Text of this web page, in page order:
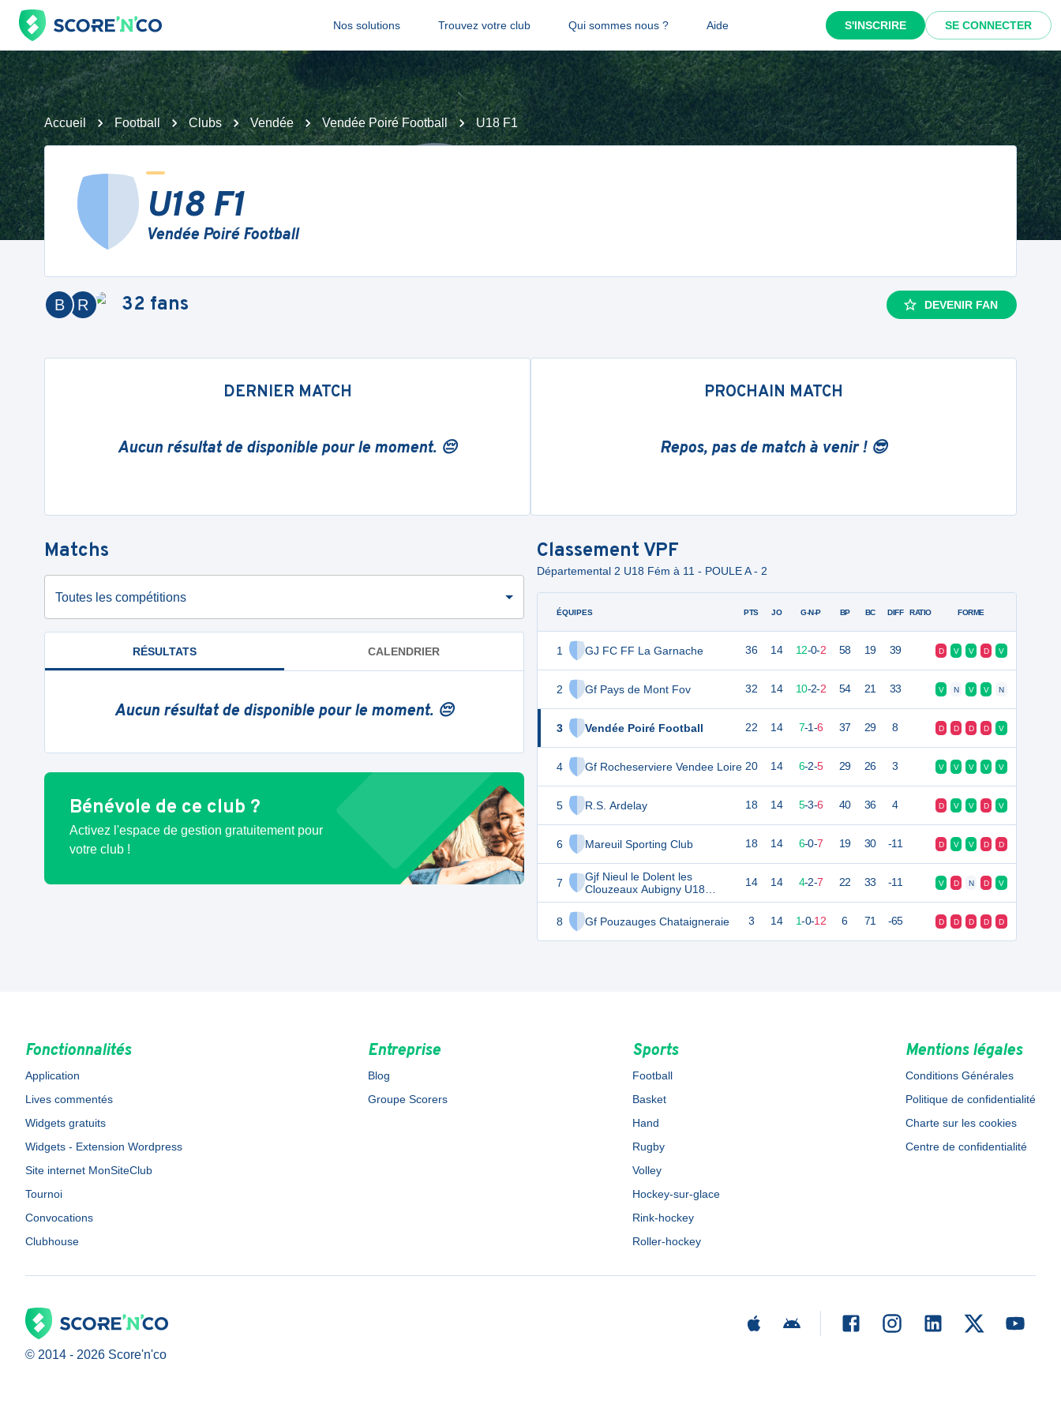
Nos solutions Trouvez votre club Qui sommes nous ? Aide S'INSCRIRE SE CONNECTER
Accueil Football Clubs Vendée Vendée Poiré Football U18 F1
U18 F1
Vendée Poiré Football
R
B 32 fans DEVENIR FAN
DERNIER MATCH
Aucun résultat de disponible pour le moment. 😔
PROCHAIN MATCH
Repos, pas de match à venir ! 😎
Matchs
Toutes les compétitions
RÉSULTATS CALENDRIER
Aucun résultat de disponible pour le moment. 😔
Bénévole de ce club ?
Activez l'espace de gestion gratuitement pour
votre club !
Classement VPF
Départemental 2 U18 Fém à 11 - POULE A - 2
ÉQUIPES
1 GJ FC FF La Garnache
2 Gf Pays de Mont Fov
3 Vendée Poiré Football
4 Gf Rocheserviere Vendee Loire
5 R.S. Ardelay
6 Mareuil Sporting Club
7
Gjf Nieul le Dolent les
Clouzeaux Aubigny U18
Féminines
8
Gf Pouzauges Chataigneraie
PTS JO G-N-P BP BC DIFF RATIO FORME
36 14 12-0-2 58 19 39 D V V D V
32 14 10-2-2 54 21 33 V N V V N
22 14 7-1-6 37 29 8 D D D D V
20 14 6-2-5 29 26 3 V V V V V
18 14 5-3-6 40 36 4 D V V D V
18 14 6-0-7 19 30 -11 D V V D D
14 14 4-2-7 22 33 -11 V D N D V
3 14 1-0-12 6 71 -65 D D D D D
Fonctionnalités
Application
Lives commentés
Widgets gratuits
Widgets - Extension Wordpress
Site internet MonSiteClub
Tournoi
Convocations
Clubhouse
Entreprise
Blog
Groupe Scorers
Sports
Football
Basket
Hand
Rugby
Volley
Hockey-sur-glace
Rink-hockey
Roller-hockey
Mentions légales
Conditions Générales
Politique de confidentialité
Charte sur les cookies
Centre de confidentialité
© 2014 - 2026 Score'n'co